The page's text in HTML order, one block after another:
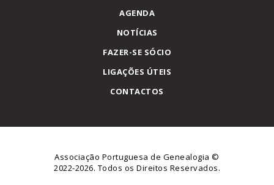
AGENDA
NOTÍCIAS
FAZER-SE SÓCIO
LIGAÇÕES ÚTEIS
CONTACTOS
Associação Portuguesa de Genealogia©
2022-2026. Todos os Direitos Reservados.